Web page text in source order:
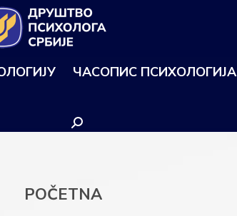
ЧАСОПИС ПСИХОЛОГИЈА
Search:
POČETNA